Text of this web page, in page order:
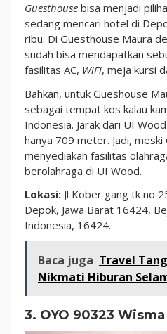
Guesthouse bisa menjadi
sedang mencari hotel di
ribu. Di Guesthouse Maura
sudah bisa mendapatkan
fasilitas AC, WiFi, meja kursi
Bahkan, untuk Gueshouse
sebagai tempat kos kalau
Indonesia. Jarak dari UI
hanya 709 meter. Jadi,
menyediakan fasilitas
berolahraga di UI Wood.
Lokasi: Jl Kober gang tk no
Depok, Jawa Barat 16424,
Indonesia, 16424.
Baca juga Travel
Nikmati Hiburan
3. OYO 90323